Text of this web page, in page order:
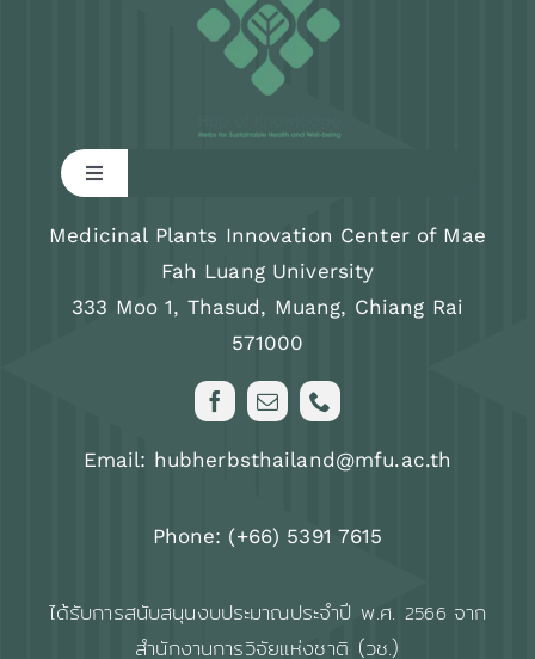
Toggle
Research
Training program
About us
Medicinal Plants Innovation Center of Mae
Fah Luang University
333 Moo 1, Thasud, Muang, Chiang Rai
571000
Email: hubherbsthailand@mfu.ac.th
Phone: (+66) 5391 7615
ได้รับการสนับสนุนงบประมาณประจำปี พ.ศ.2566 จาก
สำนักงานการวิจัยแห่งชาติ (วช.)